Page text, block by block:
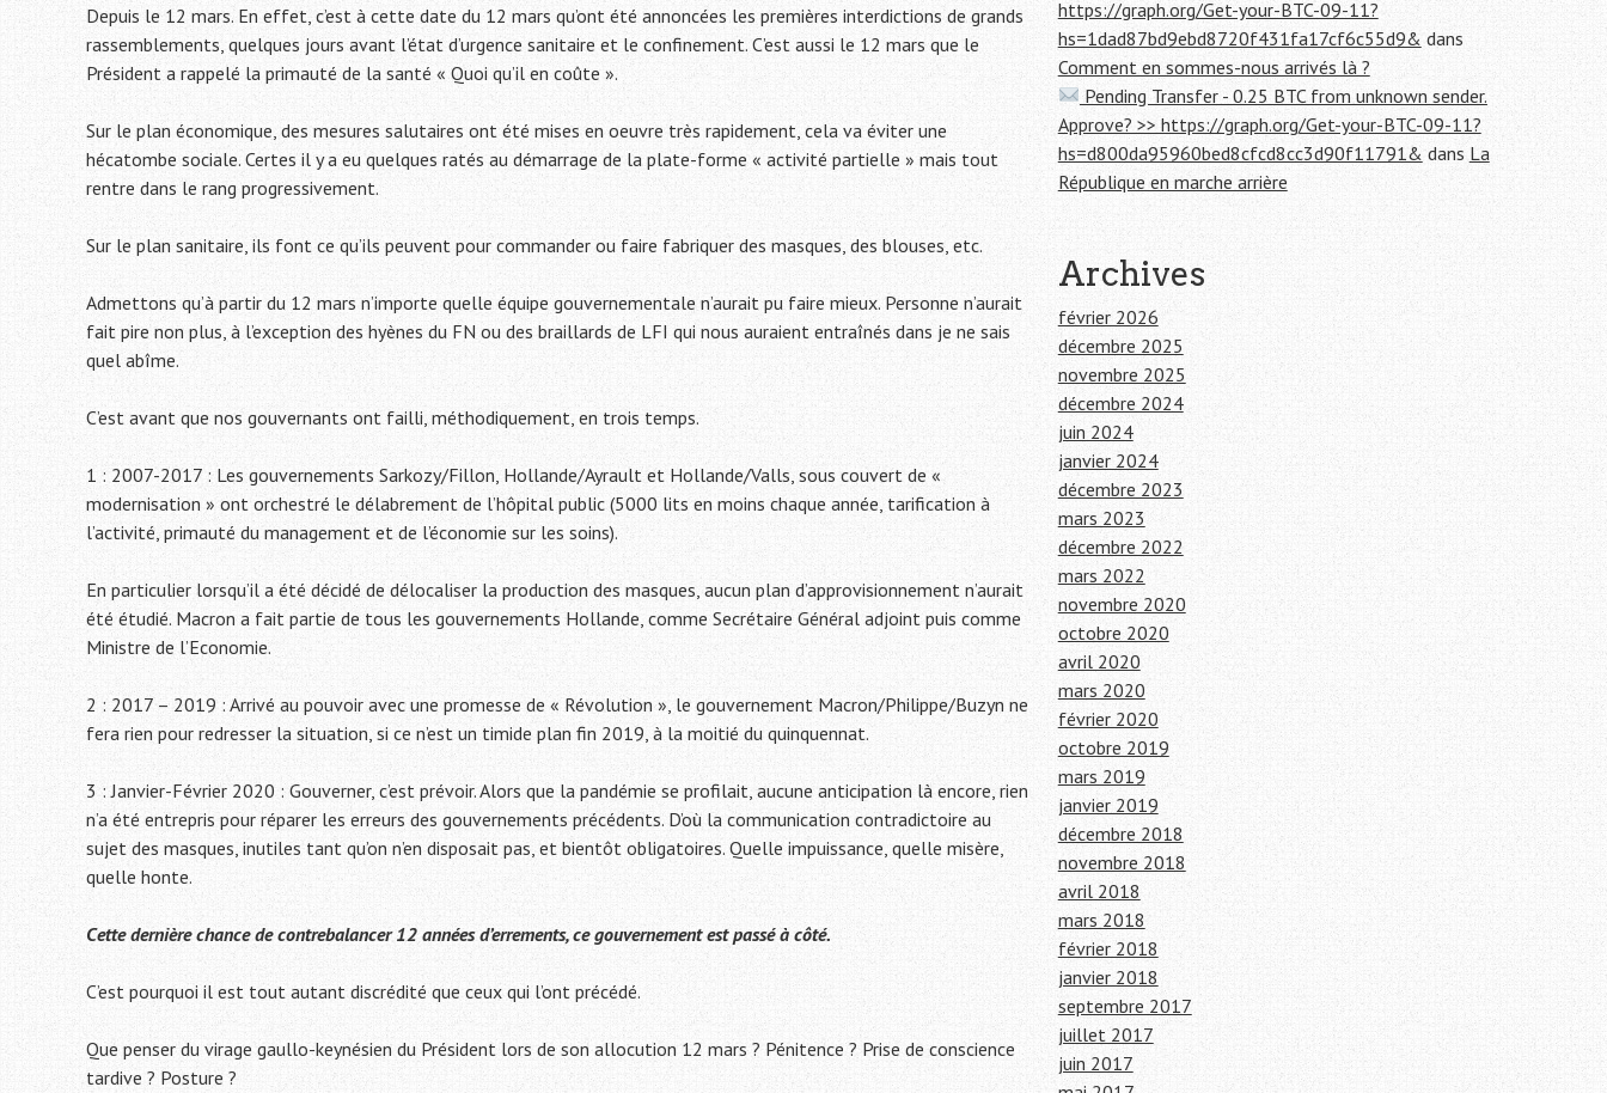
Depuis le 12 mars. En effet, c’est à cette date du 12 mars qu’ont été annoncées les premières interdictions de grands
rassemblements, quelques jours avant l’état d’urgence sanitaire et le confinement. C’est aussi le 12 mars que le
Président a rappelé la primauté de la santé « Quoi qu’il en coûte ».
Sur le plan économique, des mesures salutaires ont été mises en oeuvre très rapidement, cela va éviter une
hécatombe sociale. Certes il y a eu quelques ratés au démarrage de la plate-forme « activité partielle » mais tout
rentre dans le rang progressivement.
Sur le plan sanitaire, ils font ce qu’ils peuvent pour commander ou faire fabriquer des masques, des blouses, etc.
Admettons qu’à partir du 12 mars n’importe quelle équipe gouvernementale n’aurait pu faire mieux. Personne n’aurait
fait pire non plus, à l’exception des hyènes du FN ou des braillards de LFI qui nous auraient entraînés dans je ne sais
quel abîme.
C’est avant que nos gouvernants ont failli, méthodiquement, en trois temps.
1 : 2007-2017 : Les gouvernements Sarkozy/Fillon, Hollande/Ayrault et Hollande/Valls, sous couvert de «
modernisation » ont orchestré le délabrement de l’hôpital public (5000 lits en moins chaque année, tarification à
l’activité, primauté du management et de l’économie sur les soins).
En particulier lorsqu’il a été décidé de délocaliser la production des masques, aucun plan d’approvisionnement n’aurait
été étudié. Macron a fait partie de tous les gouvernements Hollande, comme Secrétaire Général adjoint puis comme
Ministre de l’Economie.
2 : 2017 – 2019 : Arrivé au pouvoir avec une promesse de « Révolution », le gouvernement Macron/Philippe/Buzyn ne
fera rien pour redresser la situation, si ce n’est un timide plan fin 2019, à la moitié du quinquennat.
3 : Janvier-Février 2020 : Gouverner, c’est prévoir. Alors que la pandémie se profilait, aucune anticipation là encore, rien
n’a été entrepris pour réparer les erreurs des gouvernements précédents. D’où la communication contradictoire au
sujet des masques, inutiles tant qu’on n’en disposait pas, et bientôt obligatoires. Quelle impuissance, quelle misère,
quelle honte.
Cette dernière chance de contrebalancer 12 années d’errements, ce gouvernement est passé à côté.
C’est pourquoi il est tout autant discrédité que ceux qui l’ont précédé.
Que penser du virage gaullo-keynésien du Président lors de son allocution 12 mars ? Pénitence ? Prise de conscience
tardive ? Posture ?
https://graph.org/Get-your-BTC-09-11?
hs=1dad87bd9ebd8720f431fa17cf6c55d9& dans
Comment en sommes-nous arrivés là ?
Pending Transfer - 0.25 BTC from unknown sender.
Approve? >> https://graph.org/Get-your-BTC-09-11?
hs=d800da95960bed8cfcd8cc3d90f11791& dans La
République en marche arrière
Archives
février 2026
décembre 2025
novembre 2025
décembre 2024
juin 2024
janvier 2024
décembre 2023
mars 2023
décembre 2022
mars 2022
novembre 2020
octobre 2020
avril 2020
mars 2020
février 2020
octobre 2019
mars 2019
janvier 2019
décembre 2018
novembre 2018
avril 2018
mars 2018
février 2018
janvier 2018
septembre 2017
juillet 2017
juin 2017